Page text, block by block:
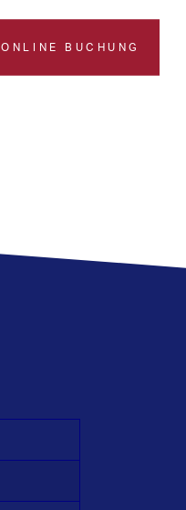
ONLINE BUCHUNG